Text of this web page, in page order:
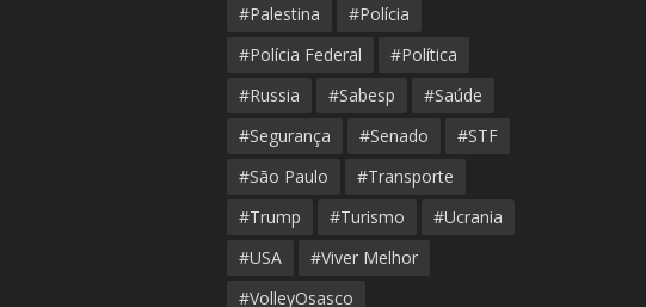
#Palestina
#Polícia
#Polícia Federal
#Política
#Russia
#Sabesp
#Saúde
#Segurança
#Senado
#STF
#São Paulo
#Transporte
#Trump
#Turismo
#Ucrania
#USA
#Viver Melhor
#VolleyOsasco